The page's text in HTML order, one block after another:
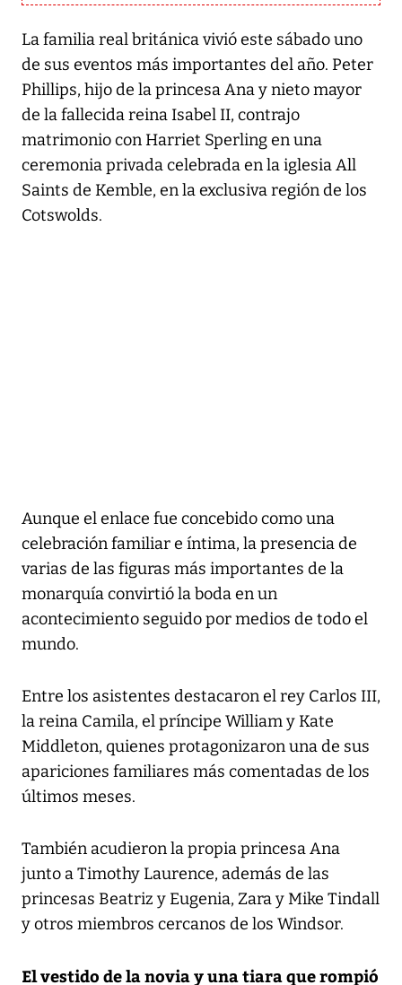
La familia real británica vivió este sábado uno
de sus eventos más importantes del año. Peter
Phillips, hijo de la princesa Ana y nieto mayor
de la fallecida reina Isabel II, contrajo
matrimonio con Harriet Sperling en una
ceremonia privada celebrada en la iglesia All
Saints de Kemble, en la exclusiva región de los
Cotswolds.
Aunque el enlace fue concebido como una
celebración familiar e íntima, la presencia de
varias de las figuras más importantes de la
monarquía convirtió la boda en un
acontecimiento seguido por medios de todo el
mundo.
Entre los asistentes destacaron el rey Carlos III,
la reina Camila, el príncipe William y Kate
Middleton, quienes protagonizaron una de sus
apariciones familiares más comentadas de los
últimos meses.
También acudieron la propia princesa Ana
junto a Timothy Laurence, además de las
princesas Beatriz y Eugenia, Zara y Mike Tindall
y otros miembros cercanos de los Windsor.
El vestido de la novia y una tiara que rompió